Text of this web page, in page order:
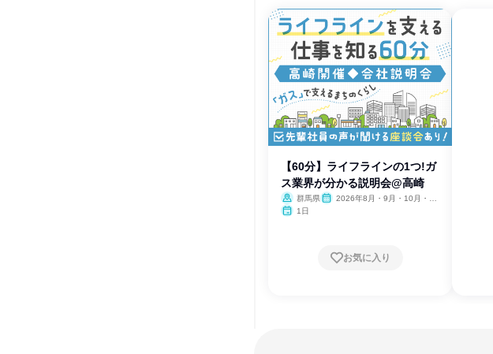
【60分】ライフラインの1つ!ガ
ス業界が分かる説明会@高崎
群馬県
2026年8月・9月・10月・11
1日
お気に入り